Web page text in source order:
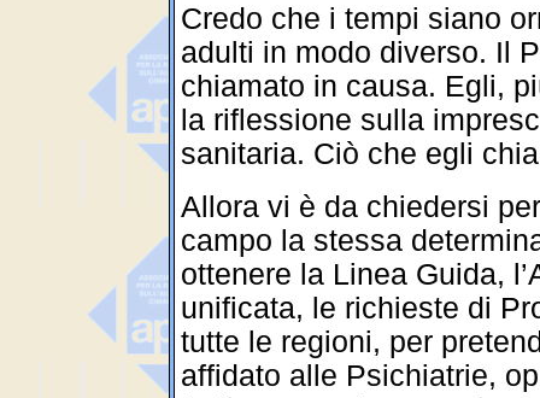
Credo che i tempi siano
adulti in modo diverso. Il
chiamato in causa. Egli,
la riflessione sulla
sanitaria. Ciò che egli
Allora vi è da chiedersi
campo la stessa
ottenere la Linea Guida,
unificata, le richieste di
tutte le regioni, per
affidato alle Psichiatrie,